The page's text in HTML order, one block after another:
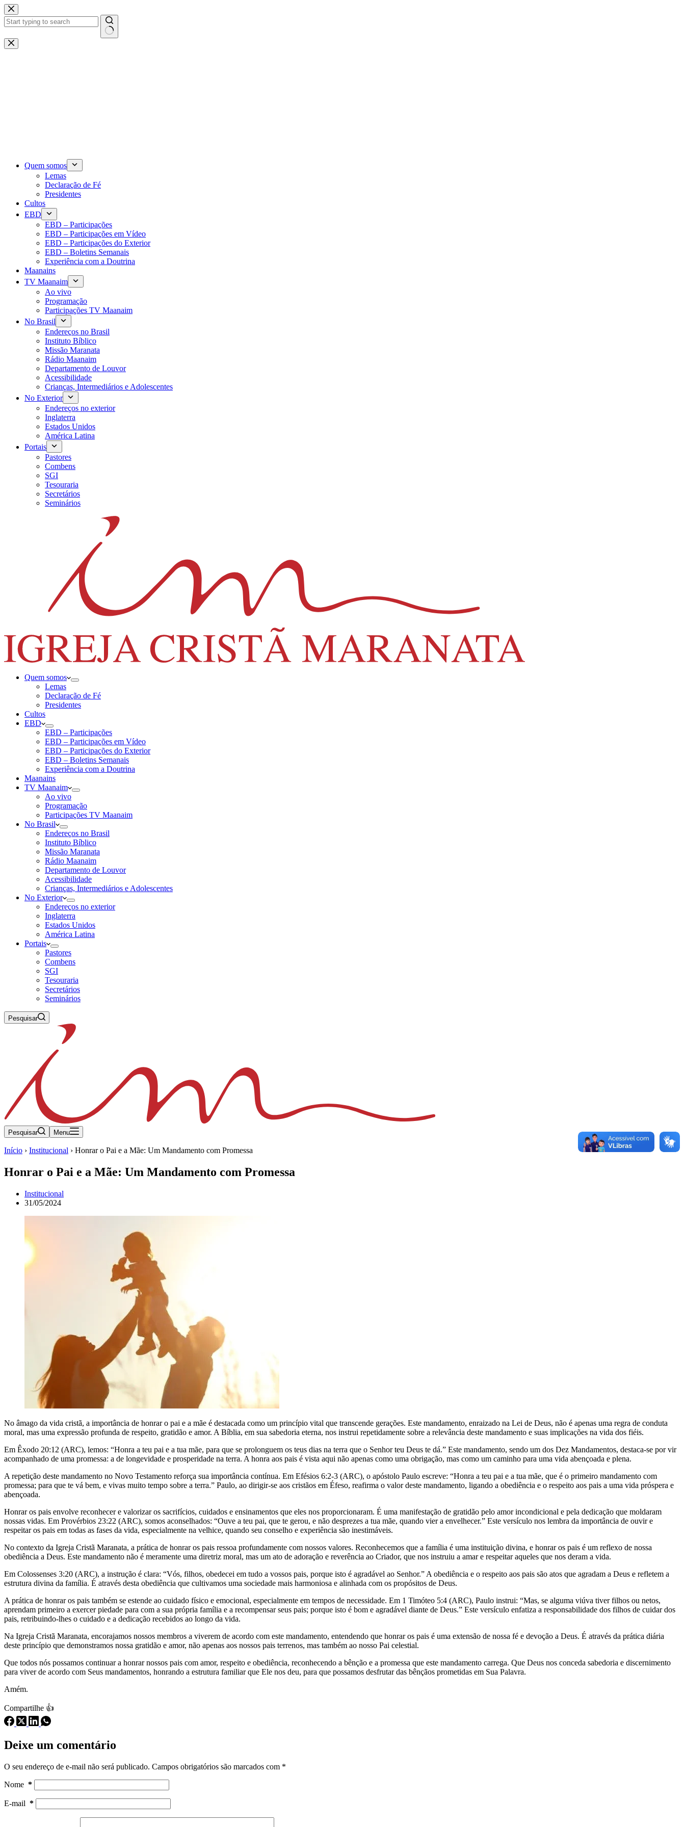
Pular
para
o
Sem
resultados
Quem somos
Lemas
Declaração de Fé
Presidentes
Cultos
EBD
EBD – Participações
EBD – Participações em Vídeo
EBD – Participações do Exterior
EBD – Boletins Semanais
Experiência com a Doutrina
Maanains
TV Maanaim
Ao vivo
Programação
Participações TV Maanaim
No Brasil
Endereços no Brasil
Instituto Bíblico
Missão Maranata
Rádio Maanaim
Departamento de Louvor
Acessibilidade
Crianças, Intermediários e Adolescentes
No Exterior
Endereços no exterior
Inglaterra
Estados Unidos
América Latina
Portais
Pastores
Combens
SGI
Tesouraria
Secretários
Seminários
Quem somos
Lemas
Declaração de Fé
Presidentes
Cultos
EBD
EBD – Participações
EBD – Participações em Vídeo
EBD – Participações do Exterior
EBD – Boletins Semanais
Experiência com a Doutrina
Maanains
TV Maanaim
Ao vivo
Programação
Participações TV Maanaim
No Brasil
Endereços no Brasil
Instituto Bíblico
Missão Maranata
Rádio Maanaim
Departamento de Louvor
Acessibilidade
Crianças, Intermediários e Adolescentes
No Exterior
Endereços no exterior
Inglaterra
Estados Unidos
América Latina
Portais
Pastores
Combens
SGI
Tesouraria
Secretários
Seminários
Pesquisar
Pesquisar Menu
Início › Institucional › Honrar o Pai e a Mãe: Um Mandamento com Promessa
Honrar o Pai e a Mãe: Um Mandamento com Promessa
Institucional
31/05/2024
No âmago da vida cristã, a importância de honrar o pai e a mãe é destacada como um princípio vital que transcende gerações. Este mandamento, enraizado na Lei de Deus, não é apenas uma regra de conduta
moral, mas uma expressão profunda de respeito, gratidão e amor. A Bíblia, em sua sabedoria eterna, nos instrui repetidamente sobre a relevância deste mandamento e suas implicações na vida dos fiéis.
Em Êxodo 20:12 (ARC), lemos: “Honra a teu pai e a tua mãe, para que se prolonguem os teus dias na terra que o Senhor teu Deus te dá.” Este mandamento, sendo um dos Dez Mandamentos, destaca-se por vir
acompanhado de uma promessa: a de longevidade e prosperidade na terra. A honra aos pais é vista aqui não apenas como uma obrigação, mas como um caminho para uma vida abençoada e plena.
A repetição deste mandamento no Novo Testamento reforça sua importância contínua. Em Efésios 6:2-3 (ARC), o apóstolo Paulo escreve: “Honra a teu pai e a tua mãe, que é o primeiro mandamento com
promessa; para que te vá bem, e vivas muito tempo sobre a terra.” Paulo, ao dirigir-se aos cristãos em Éfeso, reafirma o valor deste mandamento, ligando a obediência e o respeito aos pais a uma vida próspera e
abençoada.
Honrar os pais envolve reconhecer e valorizar os sacrifícios, cuidados e ensinamentos que eles nos proporcionaram. É uma manifestação de gratidão pelo amor incondicional e pela dedicação que moldaram
nossas vidas. Em Provérbios 23:22 (ARC), somos aconselhados: “Ouve a teu pai, que te gerou, e não desprezes a tua mãe, quando vier a envelhecer.” Este versículo nos lembra da importância de ouvir e
respeitar os pais em todas as fases da vida, especialmente na velhice, quando seu conselho e experiência são inestimáveis.
No contexto da Igreja Cristã Maranata, a prática de honrar os pais ressoa profundamente com nossos valores. Reconhecemos que a família é uma instituição divina, e honrar os pais é um reflexo de nossa
obediência a Deus. Este mandamento não é meramente uma diretriz moral, mas um ato de adoração e reverência ao Criador, que nos instruiu a amar e respeitar aqueles que nos deram a vida.
Em Colossenses 3:20 (ARC), a instrução é clara: “Vós, filhos, obedecei em tudo a vossos pais, porque isto é agradável ao Senhor.” A obediência e o respeito aos pais são atos que agradam a Deus e refletem a
estrutura divina da família. É através desta obediência que cultivamos uma sociedade mais harmoniosa e alinhada com os propósitos de Deus.
A prática de honrar os pais também se estende ao cuidado físico e emocional, especialmente em tempos de necessidade. Em 1 Timóteo 5:4 (ARC), Paulo instrui: “Mas, se alguma viúva tiver filhos ou netos,
aprendam primeiro a exercer piedade para com a sua própria família e a recompensar seus pais; porque isto é bom e agradável diante de Deus.” Este versículo enfatiza a responsabilidade dos filhos de cuidar dos
pais, retribuindo-lhes o cuidado e a dedicação recebidos ao longo da vida.
Na Igreja Cristã Maranata, encorajamos nossos membros a viverem de acordo com este mandamento, entendendo que honrar os pais é uma extensão de nossa fé e devoção a Deus. É através da prática diária
deste princípio que demonstramos nossa gratidão e amor, não apenas aos nossos pais terrenos, mas também ao nosso Pai celestial.
Que todos nós possamos continuar a honrar nossos pais com amor, respeito e obediência, reconhecendo a bênção e a promessa que este mandamento carrega. Que Deus nos conceda sabedoria e discernimento
para viver de acordo com Seus mandamentos, honrando a estrutura familiar que Ele nos deu, para que possamos desfrutar das bênçãos prometidas em Sua Palavra.
Amém.
Compartilhe 👍
Deixe um comentário
O seu endereço de e-mail não será publicado. Campos obrigatórios são marcados com *
Nome *
E-mail *